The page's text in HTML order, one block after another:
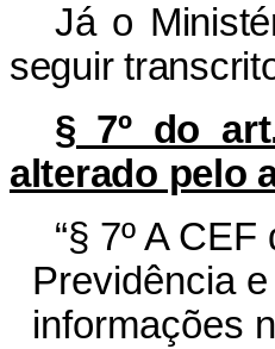
Já o
seguir
§ 7º do
alterado pelo
“§ 7º A
Previdência
informações